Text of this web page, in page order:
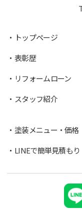
トップページ
表彰歴
リフォームローン
スタッフ紹介
塗装メニュー・価格
LINEで簡単見積もり